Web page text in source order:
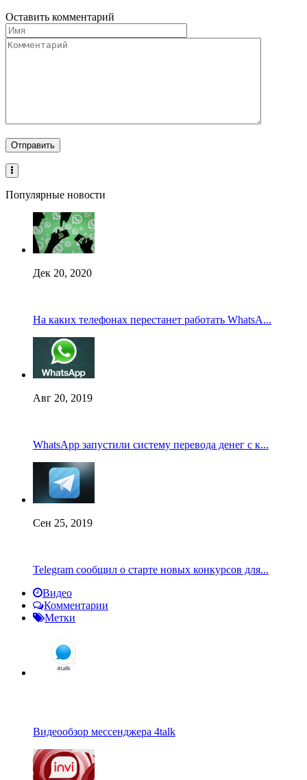
Оставить комментарий
Популярные новости
Дек 20, 2020
На каких телефонах перестанет работать WhatsA...
Авг 20, 2019
WhatsApp запустили систему перевода денег с к...
Сен 25, 2019
Telegram сообщил о старте новых конкурсов для...
Видео
Комментарии
Метки
Видеообзор мессенджера 4talk